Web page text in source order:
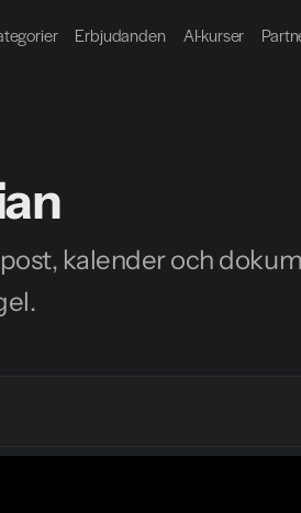
Erbjudanden AI-kurser
kalender och